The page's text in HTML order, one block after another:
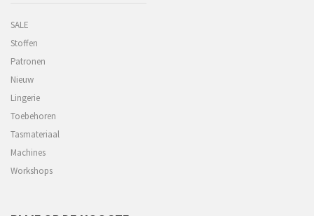
SALE
Stoffen
Patronen
Nieuw
Lingerie
Toebehoren
Tasmateriaal
Machines
Workshops